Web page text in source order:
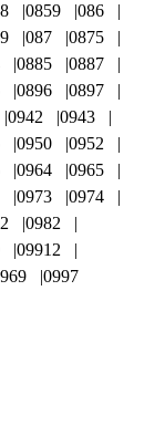
0859
086
087
0875
0885
0887
0896
0897
0942
0943
0950
0952
0964
0965
0973
0974
0982
09912
0997